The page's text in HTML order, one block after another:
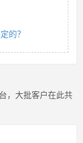
的？
，大批客户在此共